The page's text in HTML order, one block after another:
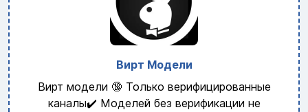
Вирт Модели
Вирт модели 🔞 Только верифицированные
каналы✔️ Моделей без верификации не